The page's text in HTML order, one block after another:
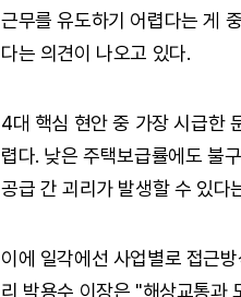
근무를 유도하기 어렵다는 게
다는 의견이 나오고 있다.
4대 핵심 현안 중 가장 시급한
렵다. 낮은 주택보급률에도 불
공급 간 괴리가 발생할 수 있다
이에 일각에선 사업별로 접근
리 박용수 이장은 "해상교통과